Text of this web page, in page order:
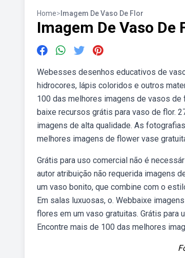
Home> Imagem De Vaso De Flor
Imagem De Vaso De
Webesses desenhos educativos de
hidrocores, lápis coloridos e outros
100 das melhores imagens de vasos de
baixe recursos grátis para vaso de flor.
imagens de alta qualidade. As
melhores imagens de flower vase
Grátis para uso comercial não é
autor atribuição não requerida imagens
um vaso bonito, que combine com o
Em salas luxuosas, o. Webbaixe
flores em um vaso gratuitas. Grátis para
Encontre mais de 100 das melhores